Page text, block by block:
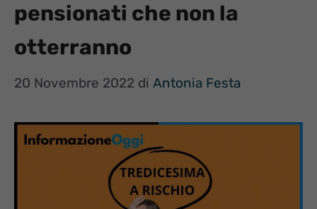
pensionati che non la
otterranno
20 Novembre 2022 di Antonia Festa